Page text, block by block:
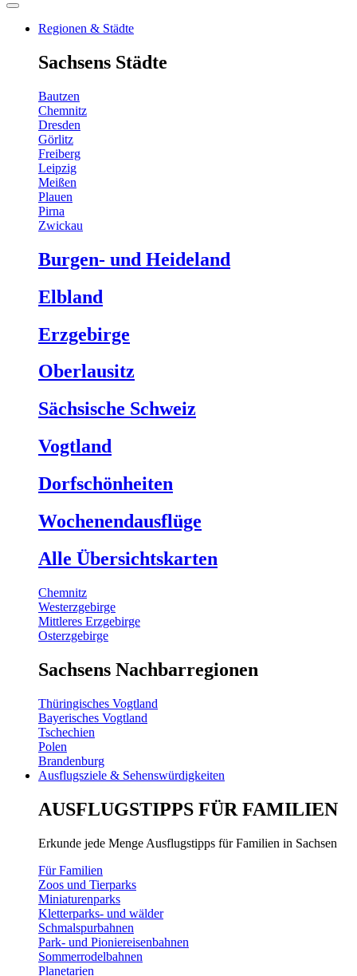
Regionen & Städte
Sachsens Städte
Bautzen
Chemnitz
Dresden
Görlitz
Freiberg
Leipzig
Meißen
Plauen
Pirna
Zwickau
Burgen- und Heideland
Elbland
Erzgebirge
Oberlausitz
Sächsische Schweiz
Vogtland
Dorfschönheiten
Wochenendausflüge
Alle Übersichtskarten
Chemnitz
Westerzgebirge
Mittleres Erzgebirge
Osterzgebirge
Sachsens Nachbarregionen
Thüringisches Vogtland
Bayerisches Vogtland
Tschechien
Polen
Brandenburg
Ausflugsziele & Sehenswürdigkeiten
AUSFLUGSTIPPS FÜR FAMILIEN
Erkunde jede Menge Ausflugstipps für Familien in Sachsen
Für Familien
Zoos und Tierparks
Miniaturenparks
Kletterparks- und wälder
Schmalspurbahnen
Park- und Pioniereisenbahnen
Sommerrodelbahnen
Planetarien